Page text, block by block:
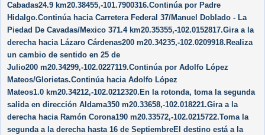
Cabadas24.9 km20.38455,-101.7900316.Continúa por Padre
Hidalgo.Continúa hacia Carretera Federal 37/​Manuel Doblado - La
Piedad De Cavadas/​Mexico 371.4 km20.35355,-102.0152817.Gira a la
derecha hacia Lázaro Cárdenas200 m20.34235,-102.0209918.Realiza
un cambio de sentido en 25 de
Julio200 m20.34299,-102.0227119.Continúa por Adolfo López
Mateos/​Glorietas.Continúa hacia Adolfo López
Mateos1.0 km20.34212,-102.0212320.En la rotonda, toma la segunda
salida en dirección Aldama350 m20.33658,-102.018221.Gira a la
derecha hacia Ramón Corona190 m20.33572,-102.0215722.Toma la
segunda a la derecha hasta 16 de SeptiembreEl destino está a la